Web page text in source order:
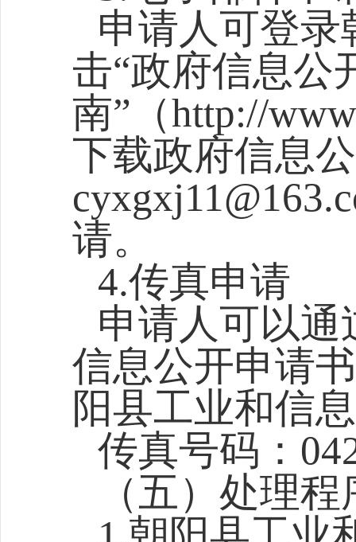
申请人可登
击“政府信息公
南”（http://
下载政府信息
请。
4.传真申请
申请人可以
信息公开申请
阳县工业和信
传真号码：
（五）处理